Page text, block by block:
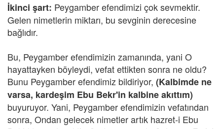
İkinci şart: Peygamber efendimizi çok sevmektir.
Gelen nimetlerin miktarı, bu sevginin derecesine
bağlıdır.
Bu, Peygamber efendimizin zamanında, yani O
hayattayken böyleydi, vefat ettikten sonra ne oldu?
Bunu Peygamber efendimiz bildiriyor, (Kalbimde ne
varsa, kardeşim Ebu Bekr'in kalbine akıttım)
buyuruyor. Yani, Peygamber efendimizin vefatından
sonra, Ondan gelecek nimetler artık hazret-i Ebu